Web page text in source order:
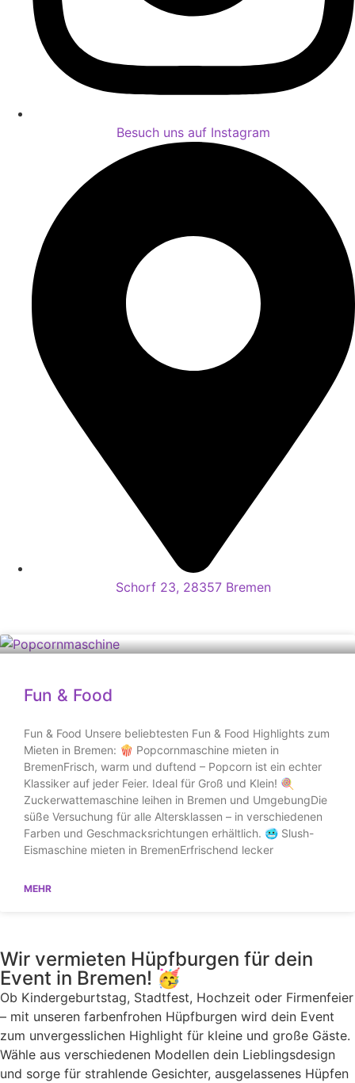
Besuch uns auf Instagram
Schorf 23, 28357 Bremen
Fun & Food
Fun & Food Unsere beliebtesten Fun & Food Highlights zum
Mieten in Bremen: 🍿 Popcornmaschine mieten in
BremenFrisch, warm und duftend – Popcorn ist ein echter
Klassiker auf jeder Feier. Ideal für Groß und Klein! 🍭
Zuckerwattemaschine leihen in Bremen und UmgebungDie
süße Versuchung für alle Altersklassen – in verschiedenen
Farben und Geschmacksrichtungen erhältlich. 🥶 Slush-
Eismaschine mieten in BremenErfrischend lecker
MEHR
Wir vermieten Hüpfburgen für dein
Event in Bremen! 🥳
Ob Kindergeburtstag, Stadtfest, Hochzeit oder Firmenfeier
– mit unseren farbenfrohen Hüpfburgen wird dein Event
zum unvergesslichen Highlight für kleine und große Gäste.
Wähle aus verschiedenen Modellen dein Lieblingsdesign
und sorge für strahlende Gesichter, ausgelassenes Hüpfen